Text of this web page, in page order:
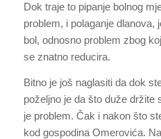
Dok traje to pipanje bolnog
problem, i polaganje
bol, odnosno problem zbog
se znatno reducira.
Bitno je još naglasiti da dok
poželjno je da što duže držite
je problem. Čak i nakon što
kod gospodina Omerovića.